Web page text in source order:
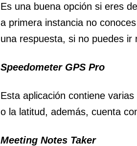
Es una buena opción si eres
a primera instancia no
una respuesta, si no puedes ir
Speedometer GPS Pro
Esta aplicación contiene
o la latitud, además, cuenta
Meeting Notes Taker